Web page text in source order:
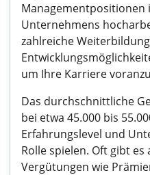
Managementpositionen
Unternehmens
zahlreiche
um Ihre Karriere
Das durchschnittliche
bei etwa 45.000 bis
Erfahrungslevel und
Rolle spielen. Oft gibt es
Vergütungen wie